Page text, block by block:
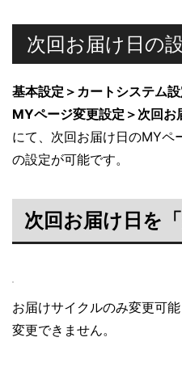
次回お届け日の
基本設定＞カートシステム
MYページ変更設定＞次回お
にて、次回お届け日のMYペ
の設定が可能です。
次回お届け日を
お届けサイクルのみ変更可
変更できません。